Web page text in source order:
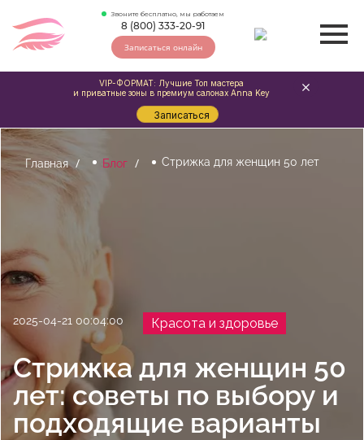
Звоните бесплатно, мы работаем
8 (800) 333-20-91
Записаться онлайн
Главная Блог Стрижка для женщин 50 лет
2025-04-21 00:04:00 Красота и здоровье
Стрижка для женщин 50
лет: советы по выбору и
подходящие варианты
VIP-ФОРМАТ: Лучшие Топ мастера
и приватные зоны в премиум салонах Anna Key
Записаться